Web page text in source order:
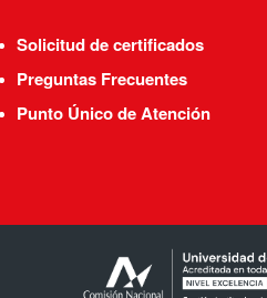
Solicitud de certificados
Preguntas Frecuentes
Punto Único de Atención